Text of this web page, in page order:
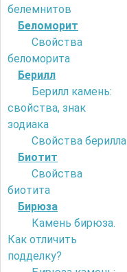
белемнитов
Беломорит
Свойства
беломорита
Берилл
Берилл камень:
свойства, знак
зодиака
Свойства берилла
Биотит
Свойства
биотита
Бирюза
Камень бирюза.
Как отличить
подделку?